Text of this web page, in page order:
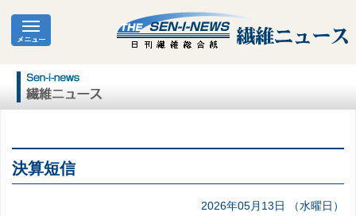
決算短信
2026年05月13日 （水曜日）